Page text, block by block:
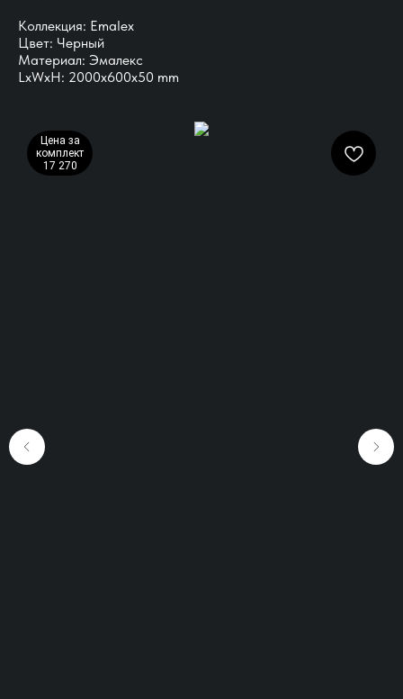
Коллекция: Emalex
Цвет: Черный
Материал: Эмалекс
LxWxH: 2000x600x50 mm
Цена за
комплект
17 270